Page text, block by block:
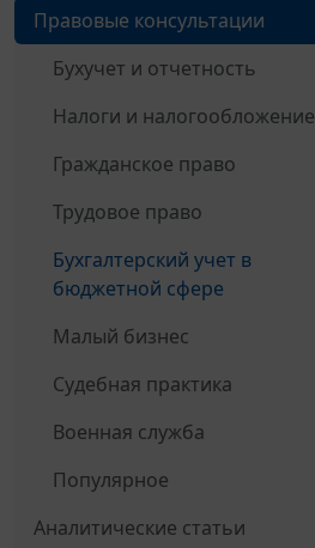
Правовые консультации
Бухучет и отчетность
Налоги и налогообложение
Гражданское право
Трудовое право
Бухгалтерский учет в
бюджетной сфере
Малый бизнес
Судебная практика
Военная служба
Популярное
Аналитические статьи